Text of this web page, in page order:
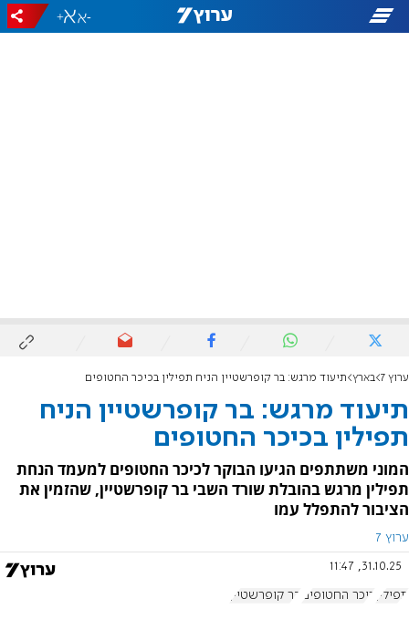
-
+
ערוץ 7 בארץ תיעוד מרגש: בר קופרשטיין הניח תפילין בכיכר החטופים
תיעוד מרגש: בר קופרשטיין הניח
תפילין בכיכר החטופים
המוני משתתפים הגיעו הבוקר לכיכר החטופים למעמד הנחת
תפילין מרגש בהובלת שורד השבי בר קופרשטיין, שהזמין את
הציבור להתפלל עמו
ערוץ 7
31.10.25, 11:47
תפילין כיכר החטופים בר קופרשטיין